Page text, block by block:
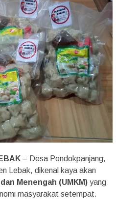
– Desa Pondokpanjang,
Lebak, dikenal kaya akan
Menengah (UMKM) yang
masyarakat setempat.